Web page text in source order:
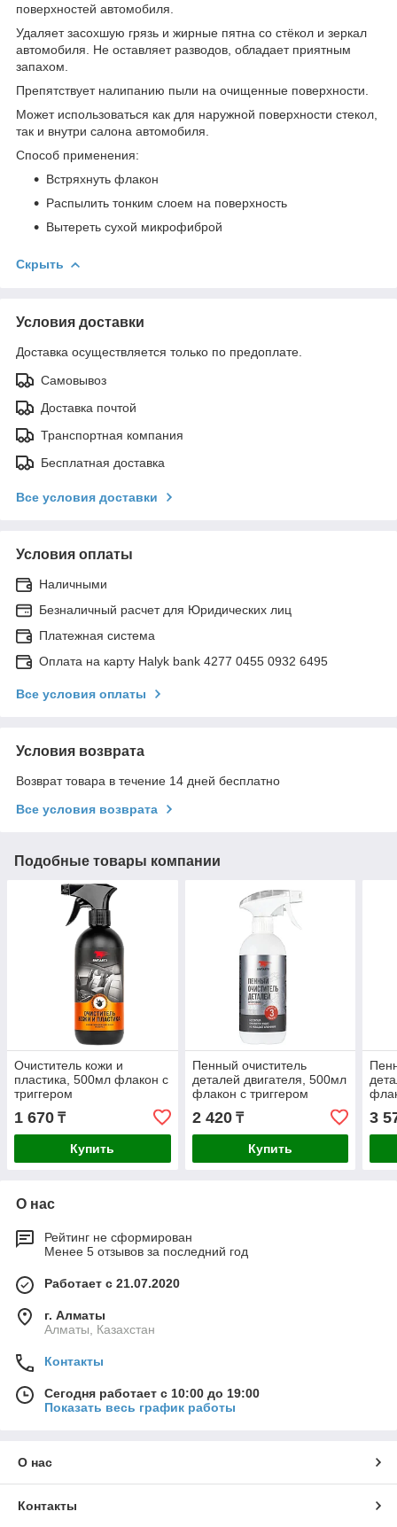
поверхностей автомобиля.
Удаляет засохшую грязь и жирные пятна со стёкол и зеркал
автомобиля. Не оставляет разводов, обладает приятным
запахом.
Препятствует налипанию пыли на очищенные поверхности.
Может использоваться как для наружной поверхности стекол,
так и внутри салона автомобиля.
Способ применения:
Встряхнуть флакон
Распылить тонким слоем на поверхность
Вытереть сухой микрофиброй
Скрыть
Условия доставки
Доставка осуществляется только по предоплате.
Самовывоз
Доставка почтой
Транспортная компания
Бесплатная доставка
Все условия доставки
Условия оплаты
Наличными
Безналичный расчет для Юридических лиц
Платежная система
Оплата на карту Halyk bank 4277 0455 0932 6495
Все условия оплаты
Условия возврата
Возврат товара в течение 14 дней бесплатно
Все условия возврата
Подобные товары компании
Очиститель кожи и
пластика, 500мл флакон с
триггером
1 670 ₸
Купить
Пенный очиститель
деталей двигателя, 500мл
флакон с триггером
2 420₸
Купить
3
О нас
Рейтинг не сформирован
Менее 5 отзывов за последний год
Работает с 21.07.2020
г. Алматы
Алматы, Казахстан
Контакты
Сегодня работает с 10:00 до 19:00
Показать весь график работы
О нас
Контакты